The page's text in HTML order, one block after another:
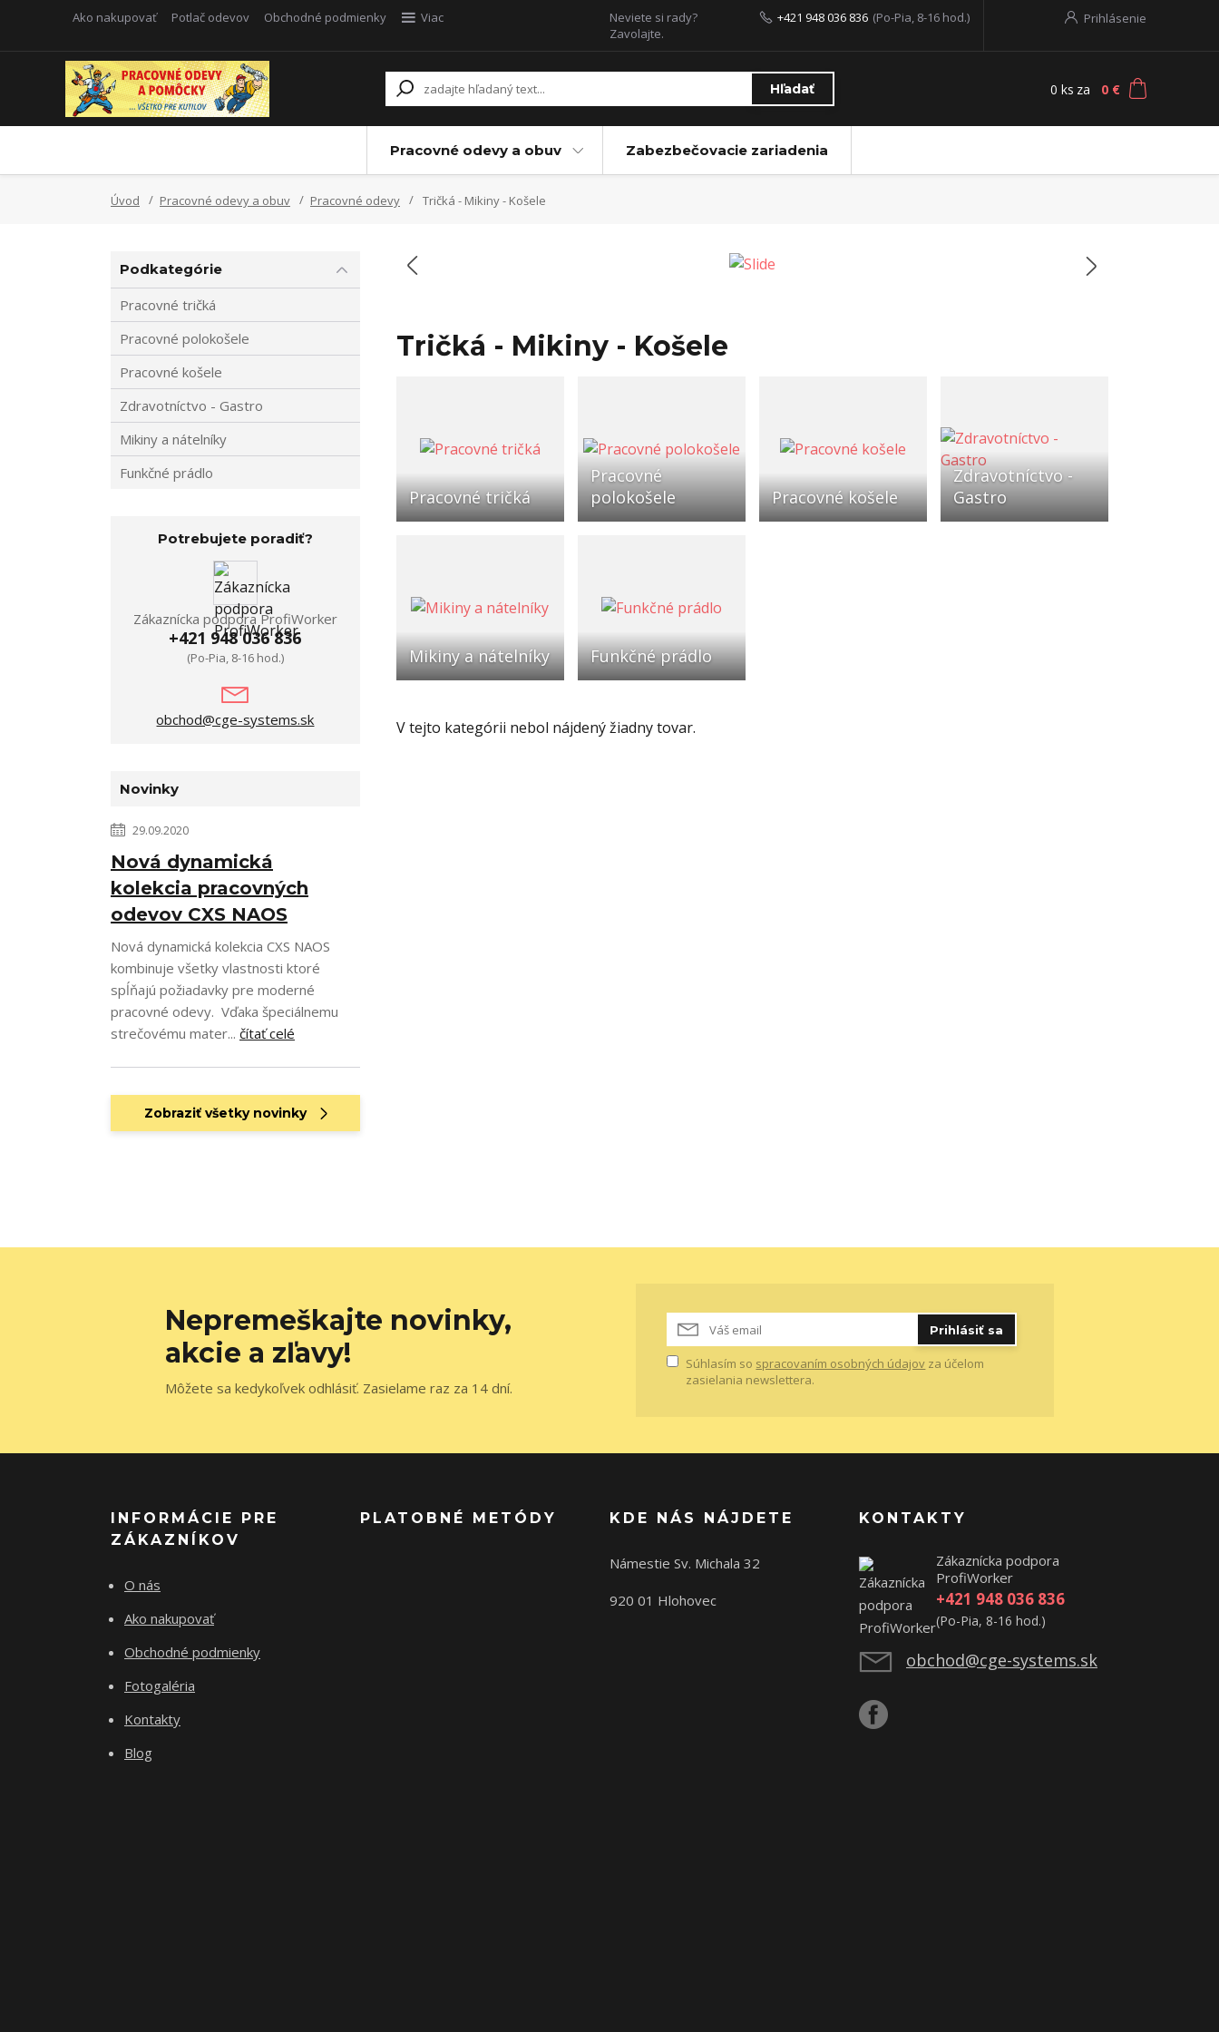
Ako nakupovať Potlač odevov Obchodné podmienky Viac Prihlásenie
Hľadať
Neviete si rady?
Zavolajte.
+421 948 036 836 (Po-Pia, 8-16 hod.)
0 ks za 0 €
Pracovné odevy a obuv Zabezbečovacie zariadenia
Úvod Pracovné odevy a obuv Pracovné odevy Tričká - Mikiny - Košele
Tričká - Mikiny - Košele
Pracovné tričká
Pracovné
polokošele
Pracovné košele
Zdravotníctvo -
Gastro
Mikiny a nátelníky Funkčné prádlo
V tejto kategórii nebol nájdený žiadny tovar.
Podkategórie
Pracovné tričká
Pracovné polokošele
Pracovné košele
Zdravotníctvo - Gastro
Mikiny a nátelníky
Funkčné prádlo
Potrebujete poradiť?
Zákaznícka podpora ProfiWorker
+421 948 036 836
(Po-Pia, 8-16 hod.)
obchod@cge-systems.sk
Novinky
29.09.2020
Nová dynamická
kolekcia pracovných
odevov CXS NAOS
Nová dynamická kolekcia CXS NAOS
kombinuje všetky vlastnosti ktoré
spĺňajú požiadavky pre moderné
pracovné odevy. Vďaka špeciálnemu
strečovému mater... čítať celé
Zobraziť všetky novinky
Nepremeškajte novinky,
akcie a zľavy!
Môžete sa kedykoľvek odhlásiť. Zasielame raz za 14 dní.
Prihlásiť sa
Súhlasím so spracovaním osobných údajov za účelom
zasielania newslettera.
INFORMÁCIE PRE
ZÁKAZNÍKOV
O nás
Ako nakupovať
Obchodné podmienky
Fotogaléria
Kontakty
Blog
PLATOBNÉ METÓDY KDE NÁS NÁJDETE
Námestie Sv. Michala 32
920 01 Hlohovec
KONTAKTY
Zákaznícka podpora
ProfiWorker
+421 948 036 836
(Po-Pia, 8-16 hod.)
obchod@cge-systems.sk